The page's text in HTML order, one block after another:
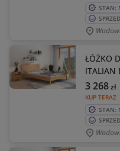
STAN:
ŁÓŻKO
ITALIAN
KUP TERAZ
3 268zł
STAN: